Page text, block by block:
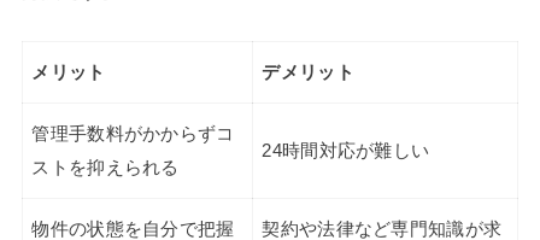
メリット デメリット
管理手数料がかからずコ
ストを抑えられる
24時間対応が難しい
物件の状態を自分で把握
契約や法律など専門知識が求